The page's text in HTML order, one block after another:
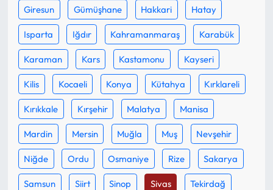
Giresun Gümüşhane Hakkari Hatay
Isparta Iğdır Kahramanmaraş Karabük
Karaman Kars Kastamonu Kayseri
Kilis Kocaeli Konya Kütahya Kırklareli
Kırıkkale Kırşehir Malatya Manisa
Mardin Mersin Muğla Muş Nevşehir
Niğde Ordu Osmaniye Rize Sakarya
Samsun Siirt Sinop Sivas Tekirdağ